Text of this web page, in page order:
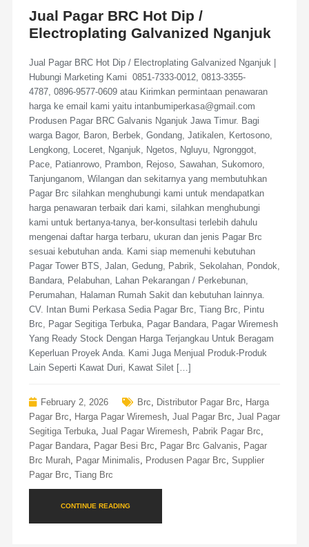
Jual Pagar BRC Hot Dip /
Electroplating Galvanized Nganjuk
Jual Pagar BRC Hot Dip / Electroplating Galvanized Nganjuk |
Hubungi Marketing Kami 0851-7333-0012, 0813-3355-
4787, 0896-9577-0609 atau Kirimkan permintaan penawaran
harga ke email kami yaitu intanbumiperkasa@gmail.com
Produsen Pagar BRC Galvanis Nganjuk Jawa Timur. Bagi
warga Bagor, Baron, Berbek, Gondang, Jatikalen, Kertosono,
Lengkong, Loceret, Nganjuk, Ngetos, Ngluyu, Ngronggot,
Pace, Patianrowo, Prambon, Rejoso, Sawahan, Sukomoro,
Tanjunganom, Wilangan dan sekitarnya yang membutuhkan
Pagar Brc silahkan menghubungi kami untuk mendapatkan
harga penawaran terbaik dari kami, silahkan menghubungi
kami untuk bertanya-tanya, ber-konsultasi terlebih dahulu
mengenai daftar harga terbaru, ukuran dan jenis Pagar Brc
sesuai kebutuhan anda. Kami siap memenuhi kebutuhan
Pagar Tower BTS, Jalan, Gedung, Pabrik, Sekolahan, Pondok,
Bandara, Pelabuhan, Lahan Pekarangan / Perkebunan,
Perumahan, Halaman Rumah Sakit dan kebutuhan lainnya.
CV. Intan Bumi Perkasa Sedia Pagar Brc, Tiang Brc, Pintu
Brc, Pagar Segitiga Terbuka, Pagar Bandara, Pagar Wiremesh
Yang Ready Stock Dengan Harga Terjangkau Untuk Beragam
Keperluan Proyek Anda. Kami Juga Menjual Produk-Produk
Lain Seperti Kawat Duri, Kawat Silet […]
February 2, 2026 Brc, Distributor Pagar Brc, Harga
Pagar Brc, Harga Pagar Wiremesh, Jual Pagar Brc, Jual Pagar
Segitiga Terbuka, Jual Pagar Wiremesh, Pabrik Pagar Brc,
Pagar Bandara, Pagar Besi Brc, Pagar Brc Galvanis, Pagar
Brc Murah, Pagar Minimalis, Produsen Pagar Brc, Supplier
Pagar Brc, Tiang Brc
CONTINUE READING